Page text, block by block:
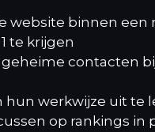
website binnen een
te krijgen
contacten
hun werkwijze uit te
op rankings in